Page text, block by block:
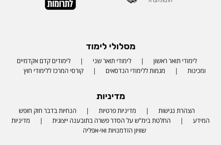
מסלולי לימוד
לימודי תואר ראשון לימודי תואר שני
לימודים קדם אקדמיים
ומכינות
מגמות ללימודי הנדסאים קורסי המרכז ללימודי חוץ
מדיניות
הצהרת נגישות מדיניות פרטיות
הנחיות בדבר חוק חופש
המידע
החלטת בימ"ש על הסדר פשרה בתובענה ייצוגית
מדיניות
שוויון הזדמנויות ואי-אפליה